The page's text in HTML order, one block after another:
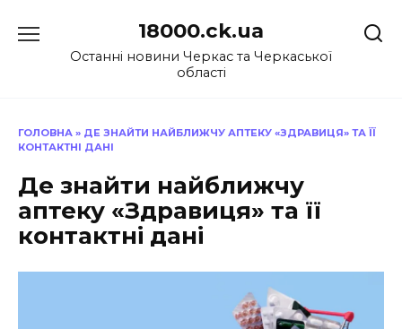
до
18000.ck.ua
Останні новини Черкас та Черкаської
області
ГОЛОВНА » ДЕ ЗНАЙТИ НАЙБЛИЖЧУ АПТЕКУ «ЗДРАВИЦЯ» ТА ЇЇ
КОНТАКТНІ ДАНІ
Де знайти найближчу
аптеку «Здравиця» та її
контактні дані